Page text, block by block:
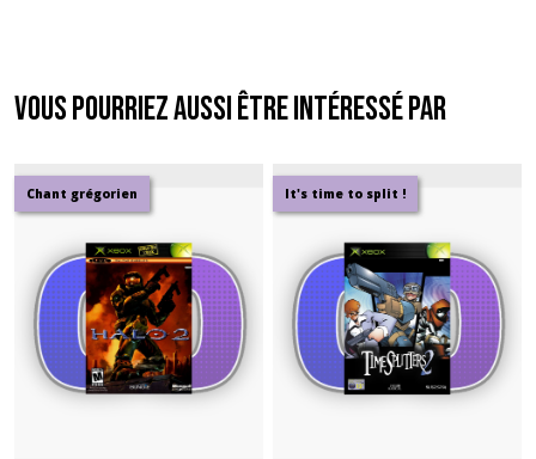
Vous pourriez aussi être intéressé par
Chant grégorien It's time to split !